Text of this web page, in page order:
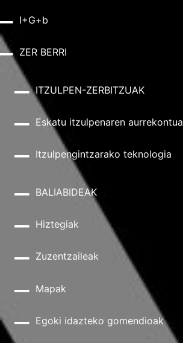
I+G+b
ZER BERRI
ITZULPEN-ZERBITZUAK
Eskatu itzulpenaren aurrekontua
Itzulpengintzarako teknologia
BALIABIDEAK
Hiztegiak
Zuzentzaileak
Mapak
Egoki idazteko gomendioak